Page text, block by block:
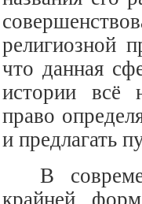
религиозной
что данная
истории всё
право
и предлагать
В
крайней